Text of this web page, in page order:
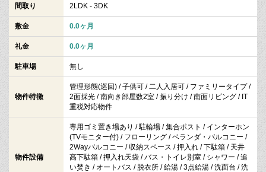
間取り 2LDK - 3DK
敷金 0.0ヶ月
礼金 0.0ヶ月
駐車場 無し
物件特徴
管理形態(巡回) / 子供可 / 二人入居可 / ファミリータイプ /
2面採光 / 南向き部屋数2室 / 振り分け / 南面リビング / IT
重税対応物件
物件設備
専用ゴミ置き場あり / 駐輪場 / 集合ポスト / インターホン
(TVモニター付) / フローリング / ベランダ・バルコニー /
2Wayバルコニー / 収納スペース / 押入れ / 下駄箱 / 天井
高下駄箱 / 押入れ天袋 / バス・トイレ別室 / シャワー / 追
い焚き / オートバス / 脱衣所 / 給湯 / 3点給湯 / 洗面台 / 洗